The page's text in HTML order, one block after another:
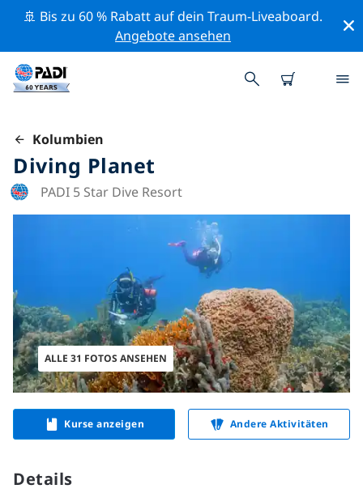
🚢 Bis zu 60 % Rabatt auf dein Traum-Liveaboard.
Angebote ansehen
Kolumbien
Diving Planet
PADI 5 Star Dive Resort
ALLE 31 FOTOS ANSEHEN
Kurse anzeigen Andere Aktivitäten
Details